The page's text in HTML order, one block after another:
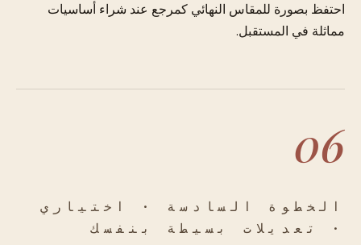
احتفظ بصورة للمقاس النهائي كمرجع عند شراء أساسيات
مماثلة في المستقبل.
06
الخطوة السادسة · اختياري
· تعديلات بسيطة بنفسك